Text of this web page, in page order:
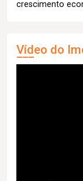
crescimento
Vídeo do